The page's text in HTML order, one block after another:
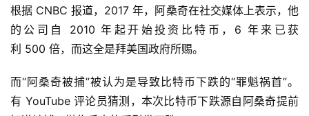
根据 CNBC 报道，2017 年，阿桑奇在社交媒体上表示，他
的公司自 2010 年起开始投资比特币，6 年来已获
利 500 倍，而这全是拜美国政府所赐。
而“阿桑奇被捕”被认为是导致比特币下跌的“罪魁祸首”。
有 YouTube 评论员猜测，本次比特币下跌源自阿桑奇提前